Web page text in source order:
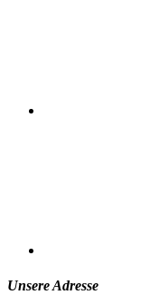
Unsere Adresse